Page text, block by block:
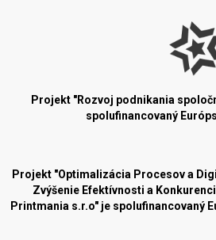
Projekt "Rozvoj podnikania
spolufinancovaný
Projekt "Optimalizácia Procesov a
Zvýšenie Efektívnosti a
Printmania s.r.o" je spolufinancovaný